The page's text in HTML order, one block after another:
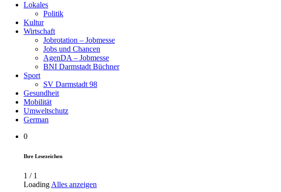
Lokales
Politik
Kultur
Wirtschaft
Jobrotation – Jobmesse
Jobs und Chancen
AgenDA – Jobmesse
BNI Darmstadt Büchner
Sport
SV Darmstadt 98
Gesundheit
Mobilität
Umweltschutz
German
0
Ihre Lesezeichen
1 / 1
Loading Alles anzeigen